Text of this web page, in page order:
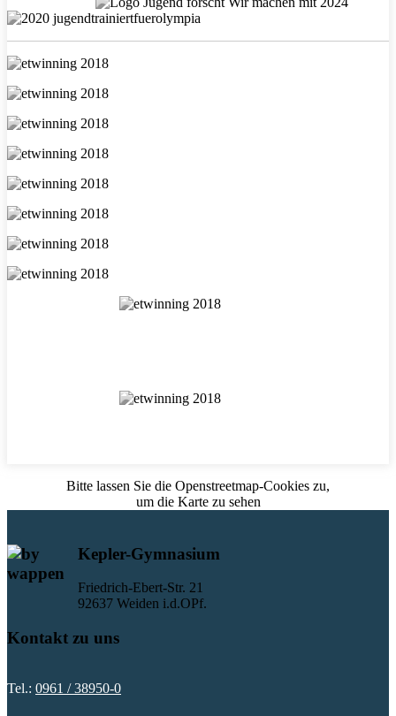
Bitte lassen Sie die Openstreetmap-Cookies zu,
um die Karte zu sehen
Kepler-Gymnasium
Friedrich-Ebert-Str. 21
92637 Weiden i.d.OPf.
Kontakt zu uns
Tel.: 0961 / 38950-0